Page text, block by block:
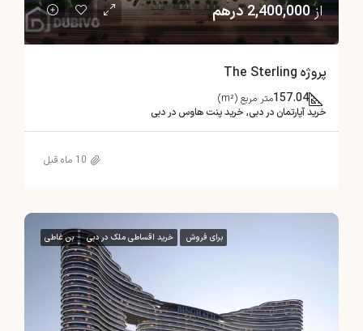
از2,400,000 درهم
پروژه The Sterling
157.04متر مربع (m²)
خرید آپارتمان در دبی, خرید پنت هاوس در دبی
10 ماه قبل
برای فروش خرید اقساطی ملک در دبی بن غاطی